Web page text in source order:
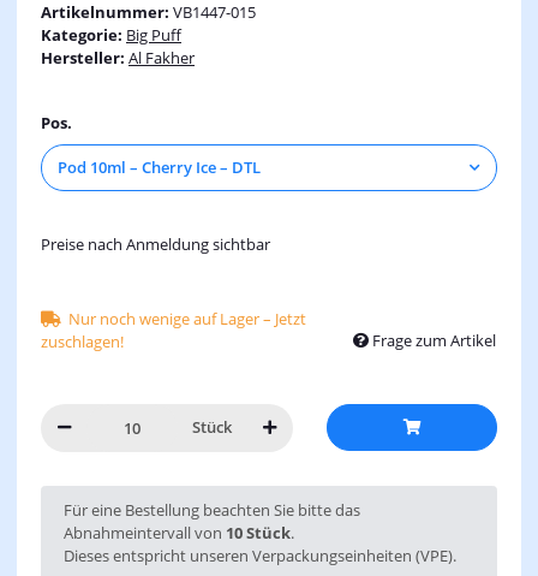
Artikelnummer: VB1447-015
Kategorie: Big Puff
Hersteller: Al Fakher
Pos.
Pod 10ml – Cherry Ice – DTL
Preise nach Anmeldung sichtbar
Nur noch wenige auf Lager – Jetzt
zuschlagen!
Frage zum Artikel
Stück
x
Für eine Bestellung beachten Sie bitte das
Abnahmeintervall von 10 Stück.
Dieses entspricht unseren Verpackungseinheiten (VPE).